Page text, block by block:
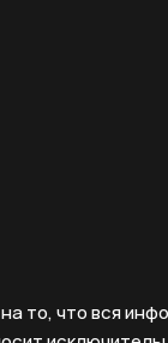
то, что вся